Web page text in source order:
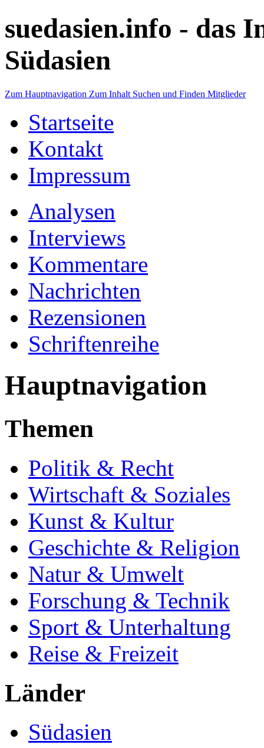
suedasien.info - das
Südasien
Zum Hauptnavigation Zum Inhalt Suchen und Finden Mitglieder
Startseite
Kontakt
Impressum
Analysen
Interviews
Kommentare
Nachrichten
Rezensionen
Schriftenreihe
Hauptnavigation
Themen
Politik & Recht
Wirtschaft & Soziales
Kunst & Kultur
Geschichte & Religion
Natur & Umwelt
Forschung & Technik
Sport & Unterhaltung
Reise & Freizeit
Länder
Südasien